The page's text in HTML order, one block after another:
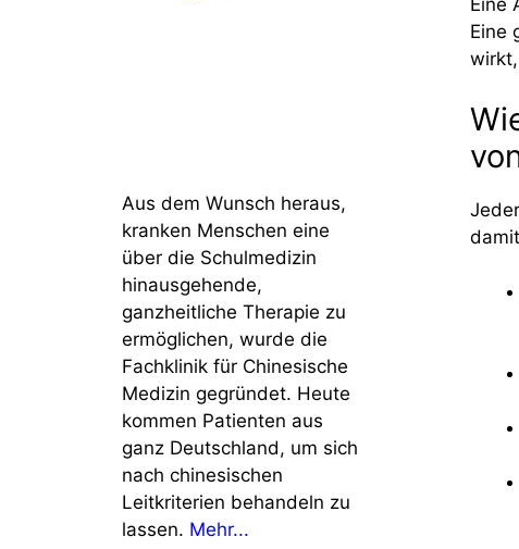
Eine
Eine
Aus dem Wunsch heraus,
kranken Menschen eine
über die Schulmedizin
hinausgehende,
ganzheitliche Therapie zu
ermöglichen, wurde die
Fachklinik für Chinesische
Medizin gegründet. Heute
kommen Patienten aus
ganz Deutschland, um sich
nach chinesischen
Leitkriterien behandeln zu
lassen. Mehr...